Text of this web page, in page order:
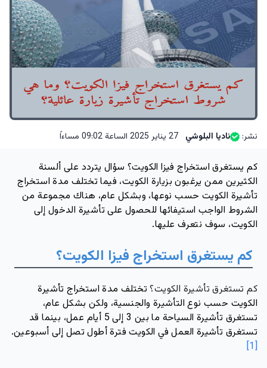
نشر: ناديا البلوشي 27 يناير 2025 الساعة 09:02 مساءاً
الكثيرين ممن يرغبون بزيارة الكويت، فيما تختلف مدة استخراج
الشروط الواجب استيفائها للحصول على تأشيرة الدخول إلى
الكويت، سوف نتعرف عليها.
كم يستغرق استخراج فيزا الكويت؟
كم تستغرق تأشيرة الكويت؟
تختلف مدة استخراج تأشيرة
تستغرق تأشيرة العمل في الكويت فترة أطول تصل إلى أسبوعين.
[1]